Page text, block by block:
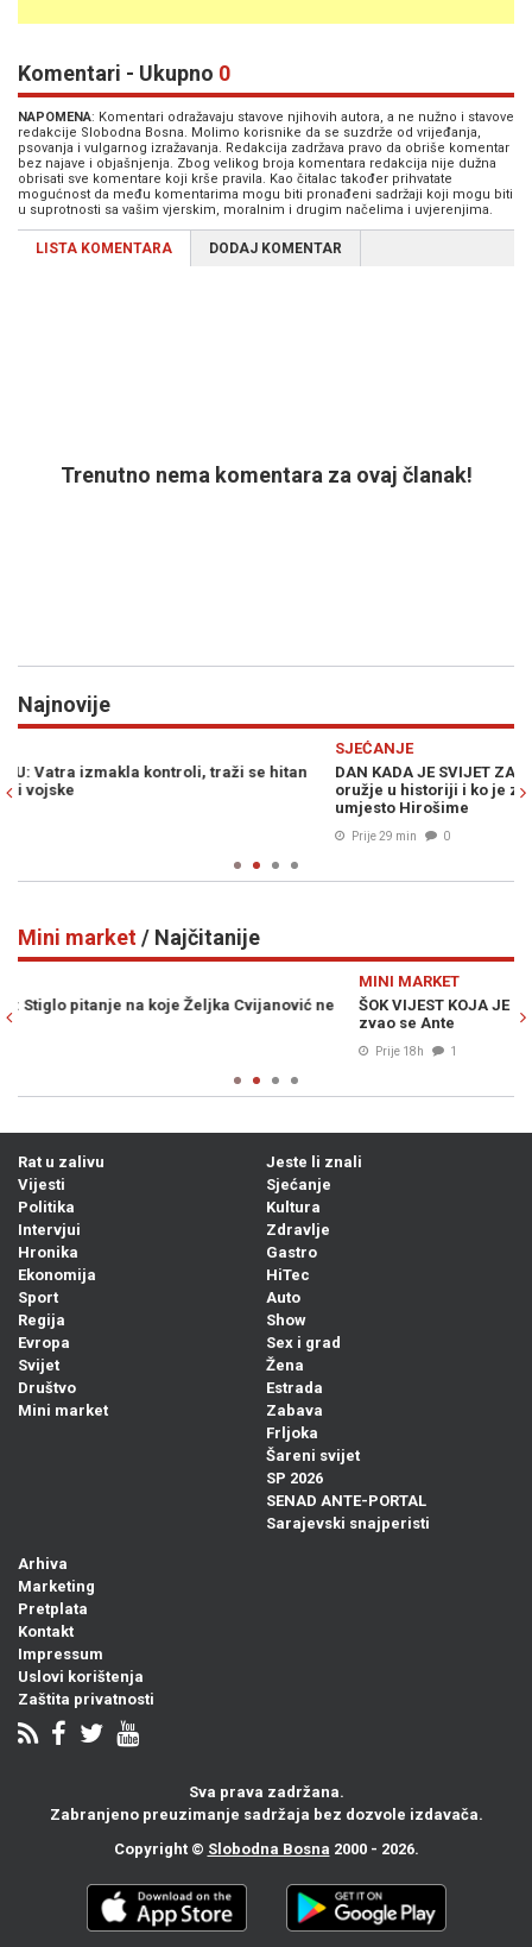
Komentari - Ukupno 0
NAPOMENA: Komentari odražavaju stavove njihovih autora, a ne nužno i stavove
redakcije Slobodna Bosna. Molimo korisnike da se suzdrže od vrijeđanja,
psovanja i vulgarnog izražavanja. Redakcija zadržava pravo da obriše komentar
bez najave i objašnjenja. Zbog velikog broja komentara redakcija nije dužna
obrisati sve komentare koji krše pravila. Kao čitalac također prihvatate
mogućnost da među komentarima mogu biti pronađeni sadržaji koji mogu biti
u suprotnosti sa vašim vjerskim, moralnim i drugim načelima i uvjerenjima.
LISTA KOMENTARA DODAJ KOMENTAR
Trenutno nema komentara za ovaj članak!
Najnovije
DAN KADA JE SVIJET ZADRHTAO: Kako je stvoreno najstrašnije
oružje u historiji i ko je zapravo trebao biti meta nuklearne bombe
Mini market/ Najčitanije
ŠOK VIJEST KOJA JE UZDRMALA SRBIJU: Vučićev djed iz Bugojna
Rat u zalivu
Vijesti
Politika
Intervjui
Hronika
Ekonomija
Sport
Regija
Evropa
Svijet
Društvo
Mini market
Jeste li znali
Sjećanje
Kultura
Zdravlje
Gastro
HiTec
Auto
Show
Sex i grad
Žena
Estrada
Zabava
Frljoka
Šareni svijet
SP 2026
SENAD ANTE-PORTAL
Sarajevski snajperisti
Arhiva
Marketing
Pretplata
Kontakt
Impressum
Uslovi korištenja
Zaštita privatnosti
Sva prava zadržana.
Zabranjeno preuzimanje sadržaja bez dozvole izdavača.
Copyright © Slobodna Bosna 2000 - 2026.